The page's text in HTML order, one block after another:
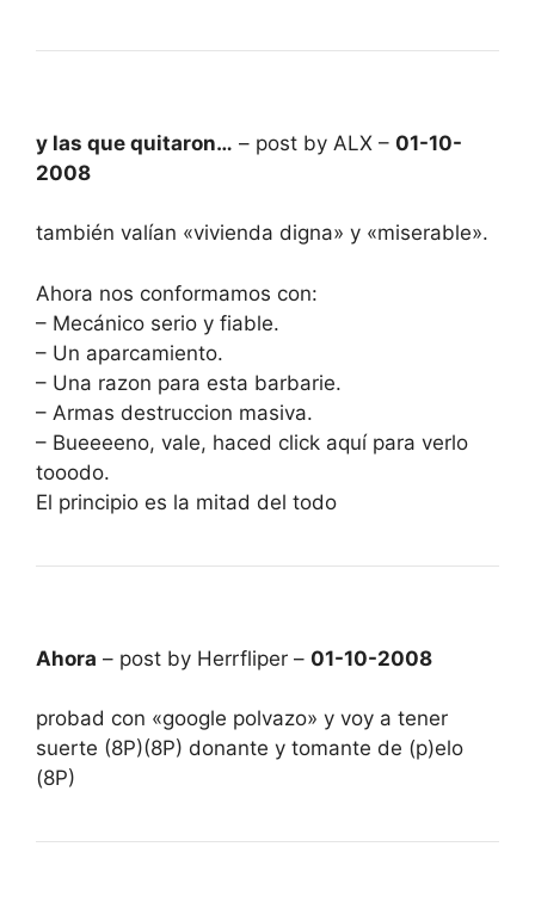
y las que quitaron… – post by ALX – 01-10-
2008
también valían «vivienda digna» y «miserable».
Ahora nos conformamos con:
– Mecánico serio y fiable.
– Un aparcamiento.
– Una razon para esta barbarie.
– Armas destruccion masiva.
– Bueeeeno, vale, haced click aquí para verlo
tooodo.
El principio es la mitad del todo
Ahora – post by Herrfliper – 01-10-2008
probad con «google polvazo» y voy a tener
suerte (8P)(8P) donante y tomante de (p)elo
(8P)